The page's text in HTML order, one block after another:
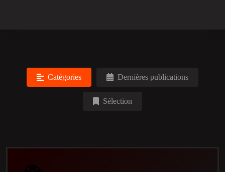
Catégories Dernières publications
Sélection